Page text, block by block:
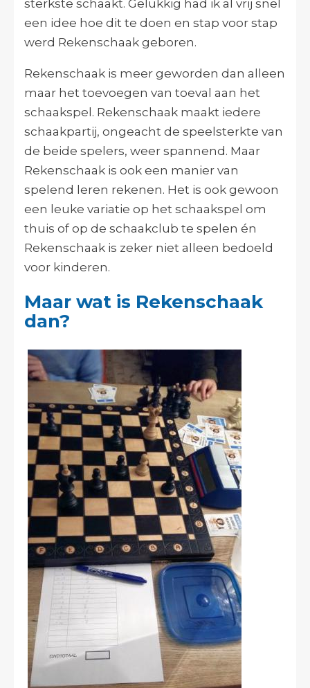
sterkste schaakt. Gelukkig had ik al vrij snel
een idee hoe dit te doen en stap voor stap
werd Rekenschaak geboren.
Rekenschaak is meer geworden dan alleen
maar het toevoegen van toeval aan het
schaakspel. Rekenschaak maakt iedere
schaakpartij, ongeacht de speelsterkte van
de beide spelers, weer spannend. Maar
Rekenschaak is ook een manier van
spelend leren rekenen. Het is ook gewoon
een leuke variatie op het schaakspel om
thuis of op de schaakclub te spelen én
Rekenschaak is zeker niet alleen bedoeld
voor kinderen.
Maar wat is Rekenschaak
dan?